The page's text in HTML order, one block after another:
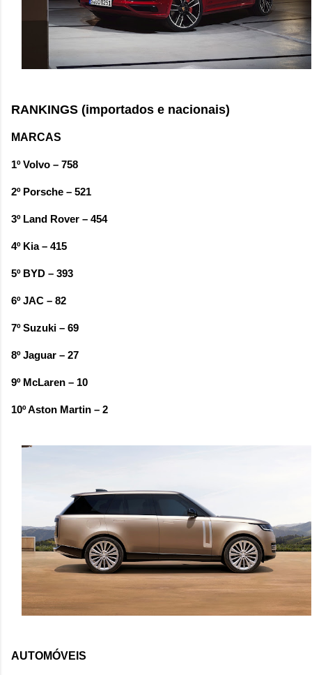
RANKINGS (importados e nacionais)
MARCAS
1º Volvo – 758
2º Porsche – 521
3º Land Rover – 454
4º Kia – 415
5º BYD – 393
6º JAC – 82
7º Suzuki – 69
8º Jaguar – 27
9º McLaren – 10
10º Aston Martin – 2
AUTOMÓVEIS